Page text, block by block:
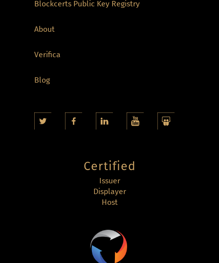
Blockcerts Public Key Registry
About
Verifica
Blog
Certified
Issuer
Displayer
Host